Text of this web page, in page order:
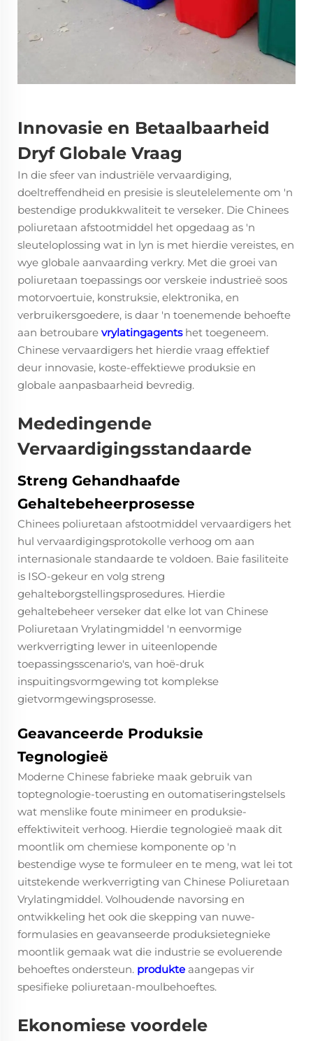
Innovasie en Betaalbaarheid
Dryf Globale Vraag
In die sfeer van industriële vervaardiging,
doeltreffendheid en presisie is sleutelelemente om 'n
bestendige produkkwaliteit te verseker. Die Chinees
poliuretaan afstootmiddel het opgedaag as 'n
sleuteloplossing wat in lyn is met hierdie vereistes, en
wye globale aanvaarding verkry. Met die groei van
poliuretaan toepassings oor verskeie industrieë soos
motorvoertuie, konstruksie, elektronika, en
verbruikersgoedere, is daar 'n toenemende behoefte
aan betroubare vrylatingagents het toegeneem.
Chinese vervaardigers het hierdie vraag effektief
deur innovasie, koste-effektiewe produksie en
globale aanpasbaarheid bevredig.
Mededingende
Vervaardigingsstandaarde
Streng Gehandhaafde
Gehaltebeheerprosesse
Chinees poliuretaan afstootmiddel vervaardigers het
hul vervaardigingsprotokolle verhoog om aan
internasionale standaarde te voldoen. Baie fasiliteite
is ISO-gekeur en volg streng
gehalteborgstellingsprosedures. Hierdie
gehaltebeheer verseker dat elke lot van Chinese
Poliuretaan Vrylatingmiddel 'n eenvormige
werkverrigting lewer in uiteenlopende
toepassingsscenario's, van hoë-druk
inspuitingsvormgewing tot komplekse
gietvormgewingsprosesse.
Geavanceerde Produksie
Tegnologieë
Moderne Chinese fabrieke maak gebruik van
toptegnologie-toerusting en outomatiseringstelsels
wat menslike foute minimeer en produksie-
effektiwiteit verhoog. Hierdie tegnologieë maak dit
moontlik om chemiese komponente op 'n
bestendige wyse te formuleer en te meng, wat lei tot
uitstekende werkverrigting van Chinese Poliuretaan
Vrylatingmiddel. Volhoudende navorsing en
ontwikkeling het ook die skepping van nuwe-
formulasies en geavanseerde produksietegnieke
moontlik gemaak wat die industrie se evoluerende
behoeftes ondersteun. produkte aangepas vir
spesifieke poliuretaan-moulbehoeftes.
Ekonomiese voordele